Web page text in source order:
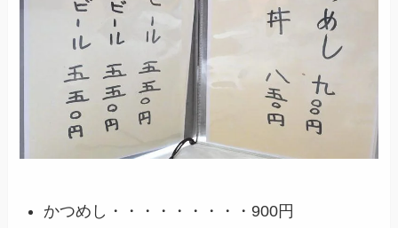
かつめし・・・・・・・・・900円